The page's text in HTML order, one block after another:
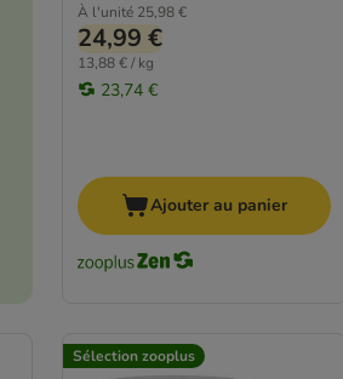
À l'unité 25,98 €
24,99 €
13,88 € / kg
23,74 €
Ajouter au panier
Sélection zooplus